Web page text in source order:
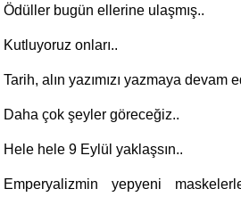
Ödüller bugün ellerine ulaşmış..
Kutluyoruz onları..
Tarih, alın yazımızı yazmaya devam
Daha çok şeyler göreceğiz..
Hele hele 9 Eylül yaklaşsın..
Emperyalizmin yepyeni